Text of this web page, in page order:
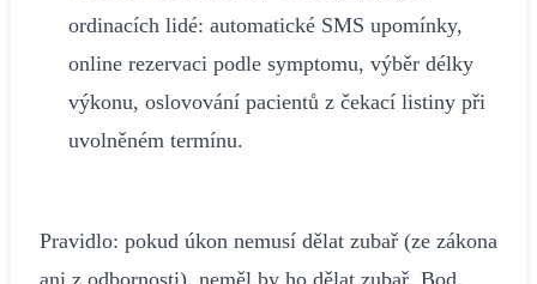
ordinacích lidé: automatické SMS upomínky,
online rezervaci podle symptomu, výběr délky
výkonu, oslovování pacientů z čekací listiny při
uvolněném termínu.
Pravidlo: pokud úkon nemusí dělat zubař (ze zákona
ani z odbornosti), neměl by ho dělat zubař. Bod.